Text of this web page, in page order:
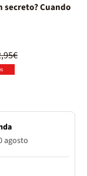
secreto? Cuando
agosto